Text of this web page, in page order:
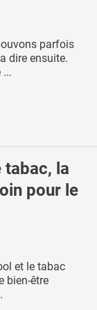
parfois
dire ensuite.
...
tabac, la
pour le
et le tabac
bien-être